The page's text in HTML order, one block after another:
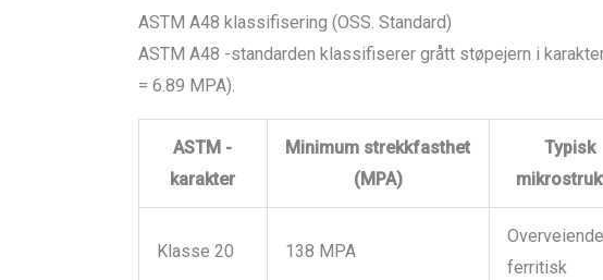
ASTM A48 klassifisering (OSS. Standard)
ASTM A48 -standarden klassifiserer grått støpejern i
= 6.89 MPA).
ASTM -
karakter
Minimum strekkfasthet
(MPA)
Typisk
Klasse 20 138 MPA
Overveiende
ferritisk